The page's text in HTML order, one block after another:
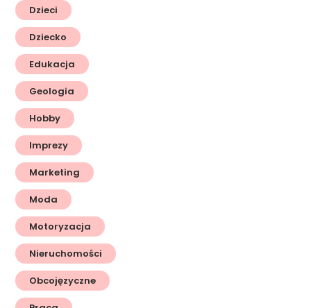
Dzieci
Dziecko
Edukacja
Geologia
Hobby
Imprezy
Marketing
Moda
Motoryzacja
Nieruchomości
Obcojęzyczne